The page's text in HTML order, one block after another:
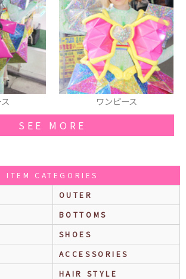
ワンピース シューズ
SEE MORE
ITEM CATEGORIES
OUTER
BOTTOMS
SHOES
ACCESSORIES
HAIR STYLE